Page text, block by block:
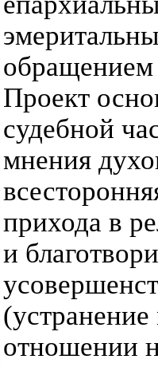
обращением
Проект
судебной
мнения
прихода в
и
отношении